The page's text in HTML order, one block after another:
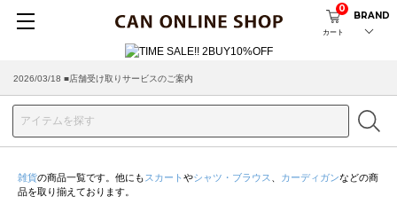
カート
0
BRAND
2026/03/18 ■店舗受け取りサービスのご案内
雑貨の商品一覧です。他にも スカート やシャツ・ブラウス カーディガンなどの商
品を取り揃えております。